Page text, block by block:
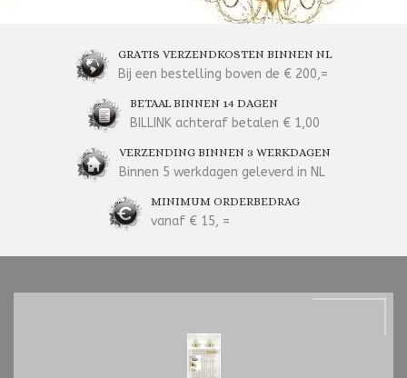
GRATIS VERZENDKOSTEN BINNEN NL
Bij een bestelling boven de € 200,=
BETAAL BINNEN 14 DAGEN
BILLINK achteraf betalen € 1,00
VERZENDING BINNEN 3 WERKDAGEN
Binnen 5 werkdagen geleverd in NL
MINIMUM ORDERBEDRAG
vanaf € 15, =